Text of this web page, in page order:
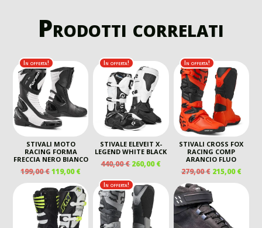
Prodotti correlati
In offerta!
STIVALI MOTO
RACING FORMA
FRECCIA NERO BIANCO
199,00€IL
PREZZO
ORIGINALE
ERA:
199,00 €.
119,00€IL
PREZZO
ATTUALE
È:
119,00 €.
In offerta!
STIVALE ELEVEIT X-
LEGEND WHITE BLACK
440,00€ IL
ORIGINALE
ERA:
440,00 €.
260,00€IL
PREZZO
ATTUALE
260,00 €.
In offerta!
STIVALI CROSS FOX
RACING COMP
ARANCIO FLUO
279,00€ IL
PREZZO
ORIGINALE
ERA:
279,00 €.
215,00€IL
In offerta!